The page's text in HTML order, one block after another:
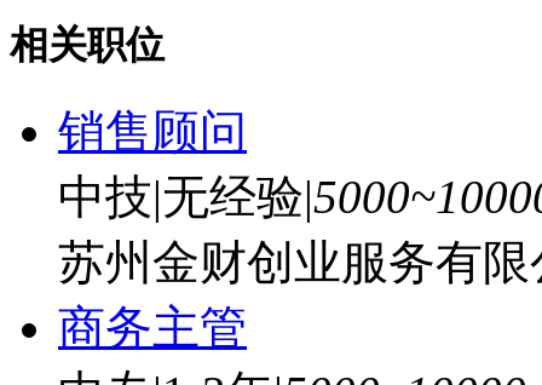
相关职位
销售顾问
中技|无经验|
苏州金财创业服务有限
商务主管